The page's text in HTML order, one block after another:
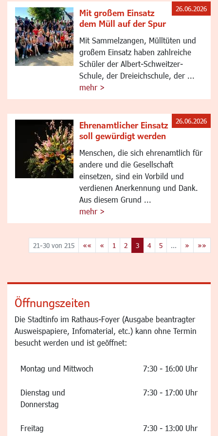
Mit großem Einsatz
dem Müll auf der Spur
Mit Sammelzangen, Mülltüten und
großem Einsatz haben zahlreiche
Schüler der Albert-Schweitzer-
Schule, der Dreieichschule, der ...
mehr >
26.06.2026
Ehrenamtlicher Einsatz
soll gewürdigt werden
Menschen, die sich ehrenamtlich für
andere und die Gesellschaft
einsetzen, sind ein Vorbild und
verdienen Anerkennung und Dank.
Aus diesem Grund ...
mehr >
26.06.2026
21-30 von 215 «« « 1 2 3 4 5 ... » »»
Öffnungszeiten
Die Stadtinfo im Rathaus-Foyer (Ausgabe beantragter
Ausweispapiere, Infomaterial, etc.) kann ohne Termin
besucht werden und ist geöffnet:
Montag und Mittwoch 7:30 - 16:00 Uhr
Dienstag und
Donnerstag
7:30 - 17:00 Uhr
Freitag 7:30 - 13:00 Uhr